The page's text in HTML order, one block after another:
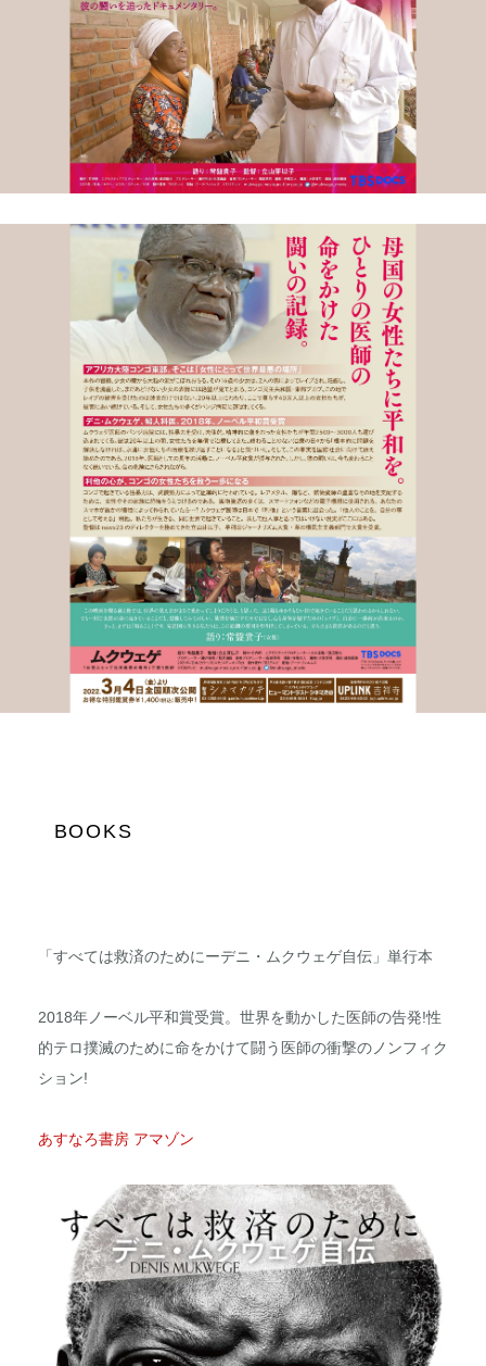
BOOKS
「すべては救済のためにーデニ・ムクウェゲ自伝」単行本
2018年ノーベル平和賞受賞。世界を動かした医師の告発!性
的テロ撲滅のために命をかけて闘う医師の衝撃のノンフィク
ション!
あすなろ書房 アマゾン